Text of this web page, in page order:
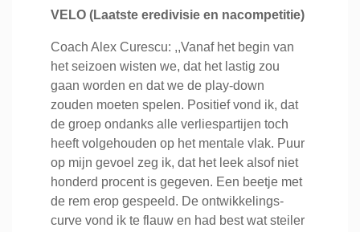
VELO (Laatste eredivisie en nacompetitie)
Coach Alex Curescu: ,,Vanaf het begin van
het seizoen wisten we, dat het lastig zou
gaan worden en dat we de play-down
zouden moeten spelen. Positief vond ik, dat
de groep ondanks alle verliespartijen toch
heeft volgehouden op het mentale vlak. Puur
op mijn gevoel zeg ik, dat het leek alsof niet
honderd procent is gegeven. Een beetje met
de rem erop gespeeld. De ontwikkelings-
curve vond ik te flauw en had best wat steiler